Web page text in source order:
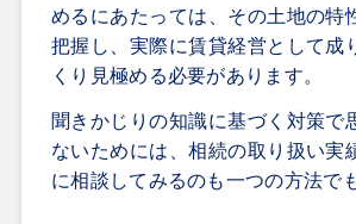
めるにあたっては、その土地の特
把握し、実際に賃貸経営として成
くり見極める必要があります。
聞きかじりの知識に基づく対策で
ないためには、相続の取り扱い実
に相談してみるのも一つの方法で